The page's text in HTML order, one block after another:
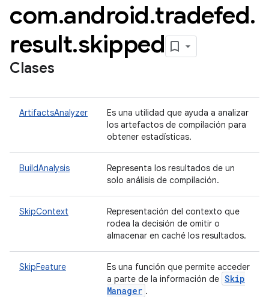
com.android.tradefed.
result.skipped
Clases
ArtifactsAnalyzer
Es una utilidad que ayuda a analizar
los artefactos de compilación para
obtener estadísticas.
BuildAnalysis
Representa los resultados de un
solo análisis de compilación.
SkipContext
Representación del contexto que
rodea la decisión de omitir o
almacenar en caché los resultados.
SkipFeature
Es una función que permite acceder
a parte de la información de Skip
Manager .